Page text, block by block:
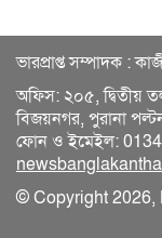
ভারপ্রাপ্ত সম্পাদক :
অফিস: ২০৫, দ্বিতীয়
বিজয়নগর, পুরানা
ফোন ও ইমেইল:
© Copyright 2026,